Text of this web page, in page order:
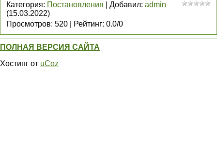
Категория: Постановления Добавил: admin
(15.03.2022)
Просмотров: 520 Рейтинг: 0.0/0
ПОЛНАЯ ВЕРСИЯ САЙТА
Хостинг от uCoz